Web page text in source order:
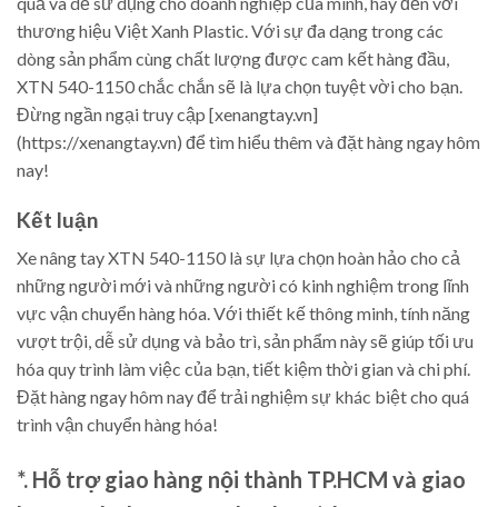
thương hiệu Việt Xanh Plastic. Với sự đa dạng trong các
dòng sản phẩm cùng chất lượng được cam kết hàng đầu,
XTN 540-1150 chắc chắn sẽ là lựa chọn tuyệt vời cho bạn.
Đừng ngần ngại truy cập [xenangtay.vn]
(https://xenangtay.vn) để tìm hiểu thêm và đặt hàng ngay hôm
nay!
Kết luận
Xe nâng tay XTN 540-1150 là sự lựa chọn hoàn hảo cho cả
những người mới và những người có kinh nghiệm trong lĩnh
vực vận chuyển hàng hóa. Với thiết kế thông minh, tính năng
vượt trội, dễ sử dụng và bảo trì, sản phẩm này sẽ giúp tối ưu
hóa quy trình làm việc của bạn, tiết kiệm thời gian và chi phí.
Đặt hàng ngay hôm nay để trải nghiệm sự khác biệt cho quá
trình vận chuyển hàng hóa!
*. Hỗ trợ giao hàng nội thành TP.HCM và giao